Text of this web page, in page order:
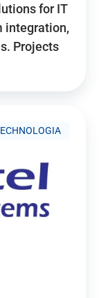
for IT
integration,
Projects